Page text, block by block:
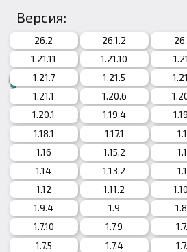
Версия:
26.2 26.1.2
1.21.11
1.21.10
1.21.7
1.21.5
1.21.1
1.20.6
1.20.1
1.19.4
1.18.1
1.17.1
1.16
1.15.2
1.14
1.13.2
1.12
1.11.2
1.9.4
1.9
1.7.10
1.7.9
1.7.5
1.7.4